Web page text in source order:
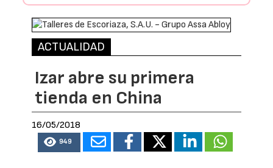
ACTUALIDAD
Izar abre su primera
tienda en China
16/05/2018
949